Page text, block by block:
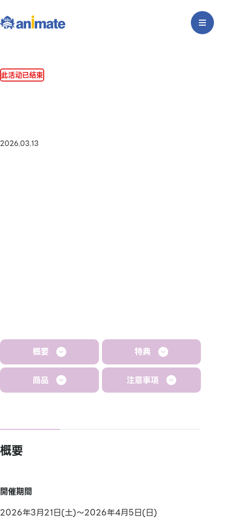
此活动已结束
2026.03.13
概要 特典
商品 注意事項
概要
開催期間
2026年3月21日(土)～2026年4月5日(日)